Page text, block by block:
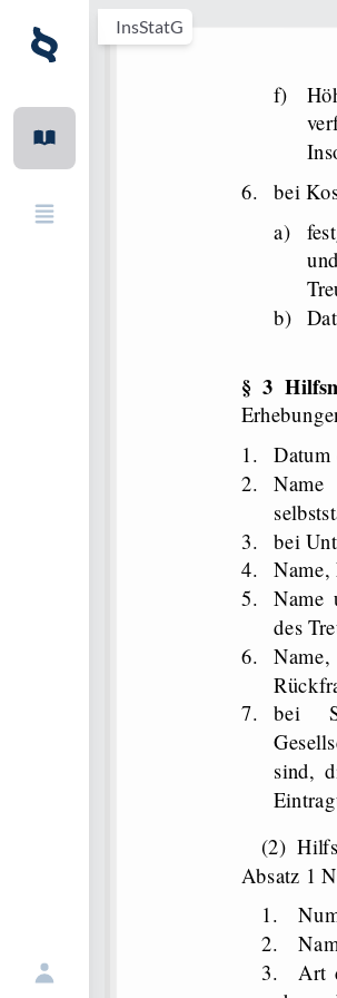
InsStatG
f) Höhe des zur Verteilung an die Insolvenzgläubiger
6. bei
a)
b)
§ 3
1. Datum
2.
3. bei
4. Name,
5. Name
des
6.
7. bei
sind,
(2)
Absatz 1
1.
2.
3.
Art